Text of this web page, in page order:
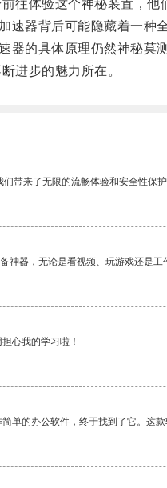
体验这个神秘装置，他
器背后可能隐藏着一种全
的具体原理仍然神秘莫测
步的魅力所在。
带来了无限的流畅体验和安全性保护
神器，无论是看视频、玩游戏还是
心我的学习啦！
单的办公软件，终于找到了它。这